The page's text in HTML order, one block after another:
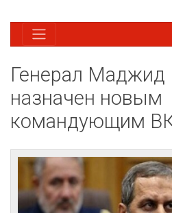
Генерал Маджид
назначен новым
командующим